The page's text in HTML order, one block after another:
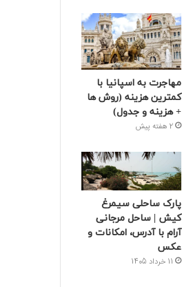
مهاجرت به اسپانیا با
کمترین هزینه (روش ها
+ هزینه و جدول)
2 هفته پیش
پارک ساحلی سیمرغ
کیش | ساحل مرجانی
آرام با آدرس، امکانات و
عکس
11 خرداد 1405